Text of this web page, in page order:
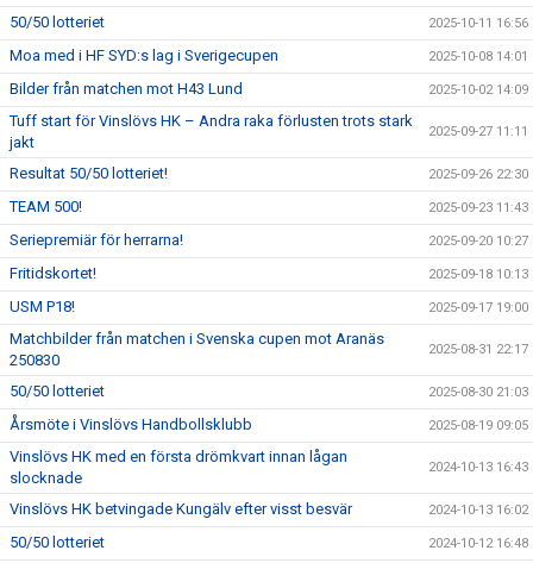
50/50 lotteriet 2025-10-11 16:56
Moa med i HF SYD:s lag i Sverigecupen 2025-10-08 14:01
Bilder från matchen mot H43 Lund 2025-10-02 14:09
Tuff start för Vinslövs HK – Andra raka förlusten trots stark
jakt
2025-09-27 11:11
Resultat 50/50 lotteriet! 2025-09-26 22:30
TEAM 500! 2025-09-23 11:43
Seriepremiär för herrarna! 2025-09-20 10:27
Fritidskortet! 2025-09-18 10:13
USM P18! 2025-09-17 19:00
Matchbilder från matchen i Svenska cupen mot Aranäs
250830
2025-08-31 22:17
50/50 lotteriet 2025-08-30 21:03
Årsmöte i Vinslövs Handbollsklubb 2025-08-19 09:05
Vinslövs HK med en första drömkvart innan lågan
slocknade
2024-10-13 16:43
Vinslövs HK betvingade Kungälv efter visst besvär 2024-10-13 16:02
50/50 lotteriet 2024-10-12 16:48